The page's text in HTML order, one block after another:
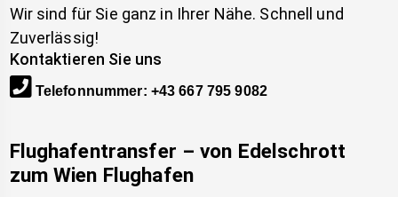
Wir sind für Sie ganz in Ihrer Nähe. Schnell und
Zuverlässig!
Kontaktieren Sie uns
Telefonnummer: +43 667 795 9082
Flughafentransfer – von Edelschrott
zum Wien Flughafen